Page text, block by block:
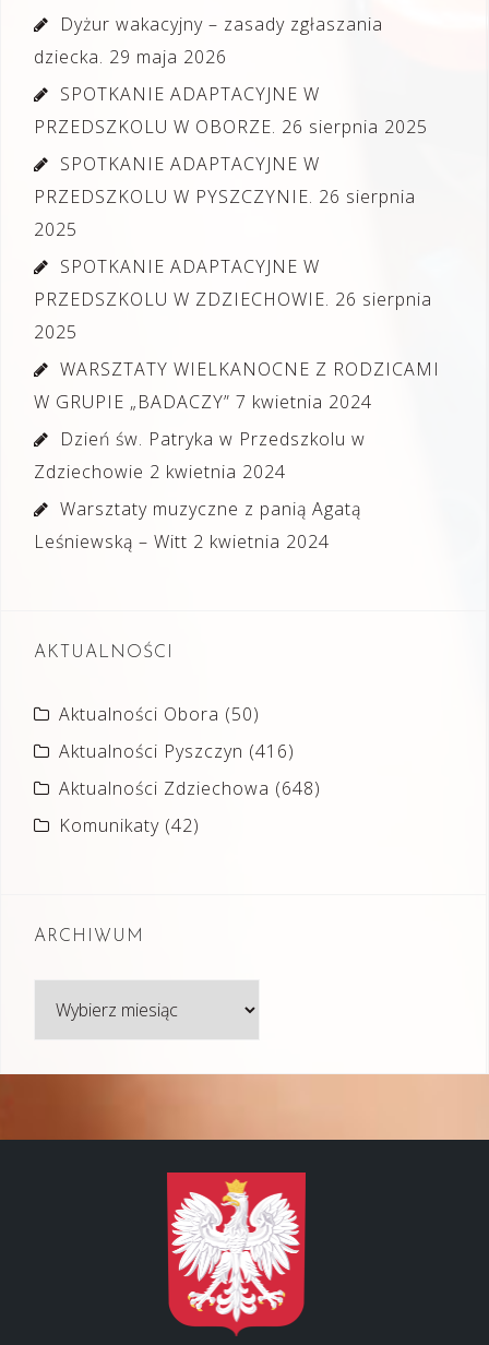
Dyżur wakacyjny – zasady zgłaszania
dziecka. 29 maja 2026
SPOTKANIE ADAPTACYJNE W
PRZEDSZKOLU W OBORZE. 26 sierpnia 2025
SPOTKANIE ADAPTACYJNE W
PRZEDSZKOLU W PYSZCZYNIE. 26 sierpnia
2025
SPOTKANIE ADAPTACYJNE W
PRZEDSZKOLU W ZDZIECHOWIE. 26 sierpnia
2025
WARSZTATY WIELKANOCNE Z RODZICAMI
W GRUPIE „BADACZY” 7 kwietnia 2024
Dzień św. Patryka w Przedszkolu w
Zdziechowie 2 kwietnia 2024
Warsztaty muzyczne z panią Agatą
Leśniewską – Witt 2 kwietnia 2024
AKTUALNOŚCI
Aktualności Obora (50)
Aktualności Pyszczyn (416)
Aktualności Zdziechowa (648)
Komunikaty (42)
ARCHIWUM